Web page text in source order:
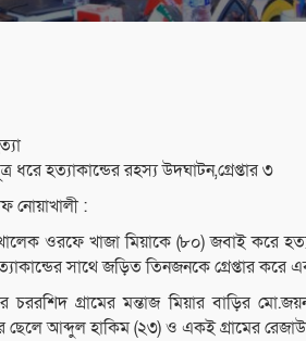
হত্যাকান্ডের রহস্য উদঘাটন,গ্রেপ্তার ৩
নোয়াখালী :
ওরফে খাজা মিয়াকে (৮০) জবাই করে
সাথে জড়িত তিনজনকে গ্রেপ্তার করে
চররশিদ গ্রামের মন্তাজ মিয়ার বাড়ির
ছেলে আব্দুল হাকিম (২৩) ও একই গ্রামের